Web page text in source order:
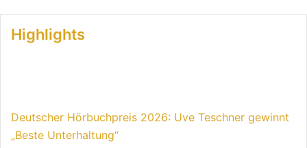
Highlights
Deutscher Hörbuchpreis 2026: Uve Teschner gewinnt
„Beste Unterhaltung“